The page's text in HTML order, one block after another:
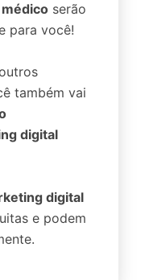
serão
para você!
também vai
digital
digital
e podem